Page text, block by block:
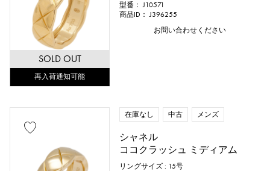
SOLD OUT
再入荷通知可能
型番： J10571
商品ID： J396255
お問い合わせください
在庫なし 中古 メンズ
シャネル
ココクラッシュ ミディアム
リングサイズ : 15号